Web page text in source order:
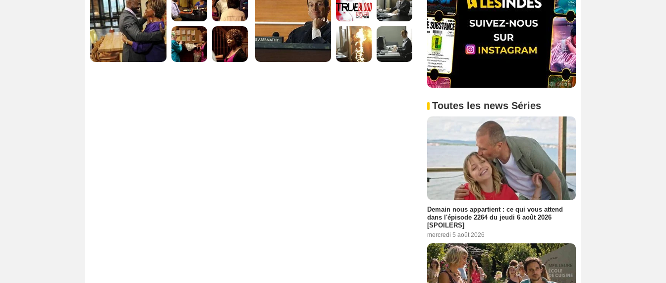
Toutes les news Séries
Demain nous appartient : ce qui vous attend
dans l'épisode 2264 du jeudi 6 août 2026
[SPOILERS]
mercredi 5 août 2026